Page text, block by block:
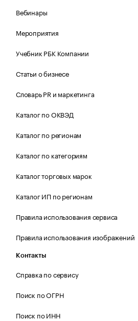
Вебинары
Мероприятия
Учебник РБК Компании
Статьи о бизнесе
Словарь PR и маркетинга
Каталог по ОКВЭД
Каталог по регионам
Каталог по категориям
Каталог торговых марок
Каталог ИП по регионам
Правила использования сервиса
Правила использования изображений
Контакты
Справка по сервису
Поиск по ОГРН
Поиск по ИНН